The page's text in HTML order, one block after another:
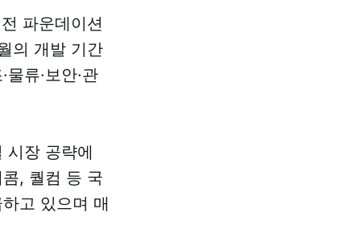
파운데이션
의 개발 기간
류·보안·관
시장 공략에
, 퀄컴 등 국
고 있으며 매